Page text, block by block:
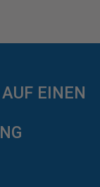
EINEN